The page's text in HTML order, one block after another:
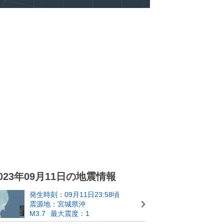
年09月11日の地震情報
発生時刻：09月11日23:58頃
震源地：宮城県沖
M3.7
最大震度：1